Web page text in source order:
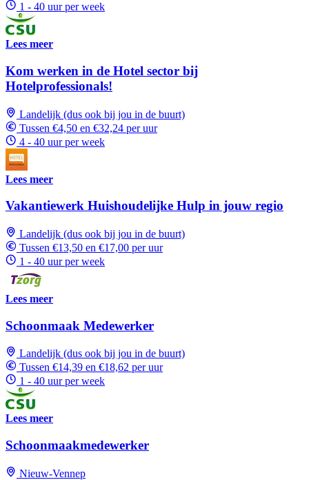
1 - 40 uur per week
Lees meer
Kom werken in de Hotel sector bij
Hotelprofessionals!
Landelijk (dus ook bij jou in de buurt)
Tussen €4,50 en €32,24 per uur
4 - 40 uur per week
Lees meer
Vakantiewerk Huishoudelijke Hulp in jouw regio
Landelijk (dus ook bij jou in de buurt)
Tussen €13,50 en €17,00 per uur
1 - 40 uur per week
Lees meer
Schoonmaak Medewerker
Landelijk (dus ook bij jou in de buurt)
Tussen €14,39 en €18,62 per uur
1 - 40 uur per week
Lees meer
Schoonmaakmedewerker
Nieuw-Vennep